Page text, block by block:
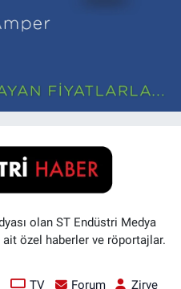
olan ST Endüstri Medya
özel haberler ve röportajlar.
TV Forum Zirve